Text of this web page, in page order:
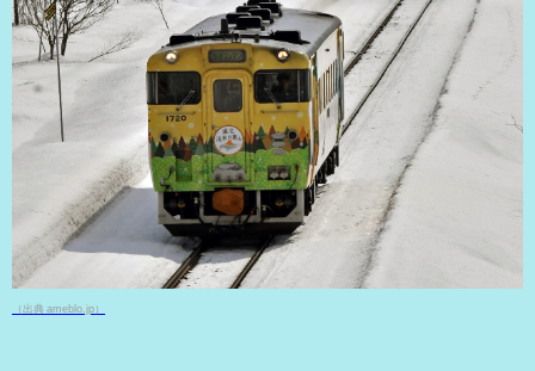
（出典 ameblo.jp）